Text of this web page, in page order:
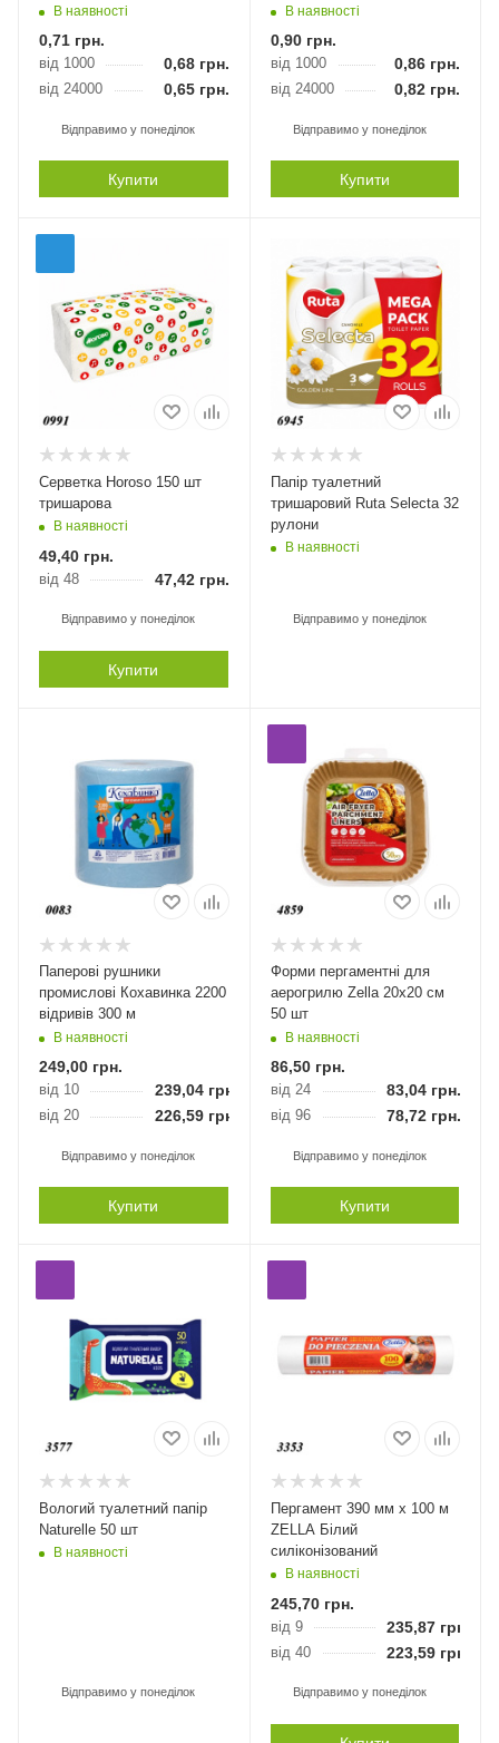
В наявності
0,71 грн.
від 1000 0,68грн.
від 24000 0,65грн.
Відправимо у понеділок
Купити
В наявності
0,90грн.
від 1000 0,86 грн.
від 24000 0,82 грн.
Відправимо у понеділок
Купити
Серветка Horoso 150 шт
тришарова
В наявності
49,40 грн.
від 48 47,42 грн.
Відправимо у понеділок
Купити
Папір туалетний
тришаровий Ruta Selecta 32
рулони
В наявності
Відправимо у понеділок
Паперові рушники
промислові Кохавинка 2200
відривів 300 м
В наявності
249,00 грн.
від 10 239,04 грн.
від 20 226,59 грн.
Відправимо у понеділок
Купити
Форми пергаментні для
аерогрилю Zella 20х20 см
50 шт
В наявності
86,50грн.
від 24 83,04грн.
від 96 78,72грн.
Відправимо у понеділок
Купити
Вологий туалетний папір
Naturelle 50 шт
В наявності
Відправимо у понеділок
Пергамент 390 мм х 100 м
ZELLA Білий
силіконізований
В наявності
245,70грн.
від 9 235,87грн.
від 40 223,59грн.
Відправимо у понеділок